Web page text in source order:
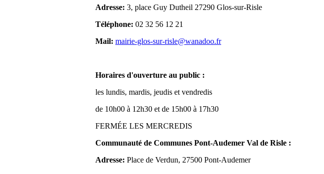
Adresse: 3, place Guy Dutheil 27290 Glos-sur-Risle
Téléphone: 02 32 56 12 21
Mail: mairie-glos-sur-risle@wanadoo.fr
Horaires d'ouverture au public :
les lundis, mardis, jeudis et vendredis
de 10h00 à 12h30 et de 15h00 à 17h30
FERMÉE LES MERCREDIS
Communauté de Communes Pont-Audemer Val de Risle :
Adresse: Place de Verdun, 27500 Pont-Audemer